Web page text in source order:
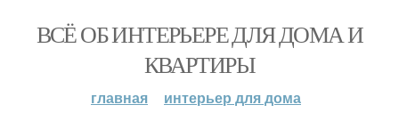
ВСЁ ОБ ИНТЕРЬЕРЕ ДЛЯ ДОМА И
КВАРТИРЫ
главная
интерьер для дома